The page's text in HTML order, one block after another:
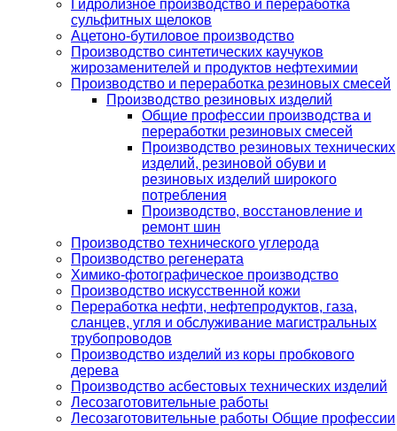
Гидролизное производство и переработка
сульфитных щелоков
Ацетоно-бутиловое производство
Производство синтетических каучуков
жирозаменителей и продуктов нефтехимии
Производство и переработка резиновых смесей
Производство резиновых изделий
Общие профессии производства и
переработки резиновых смесей
Производство резиновых технических
изделий, резиновой обуви и
резиновых изделий широкого
потребления
Производство, восстановление и
ремонт шин
Производство технического углерода
Производство регенерата
Химико-фотографическое производство
Производство искусственной кожи
Переработка нефти, нефтепродуктов, газа,
сланцев, угля и обслуживание магистральных
трубопроводов
Производство изделий из коры пробкового
дерева
Производство асбестовых технических изделий
Лесозаготовительные работы
Лесозаготовительные работы Общие профессии